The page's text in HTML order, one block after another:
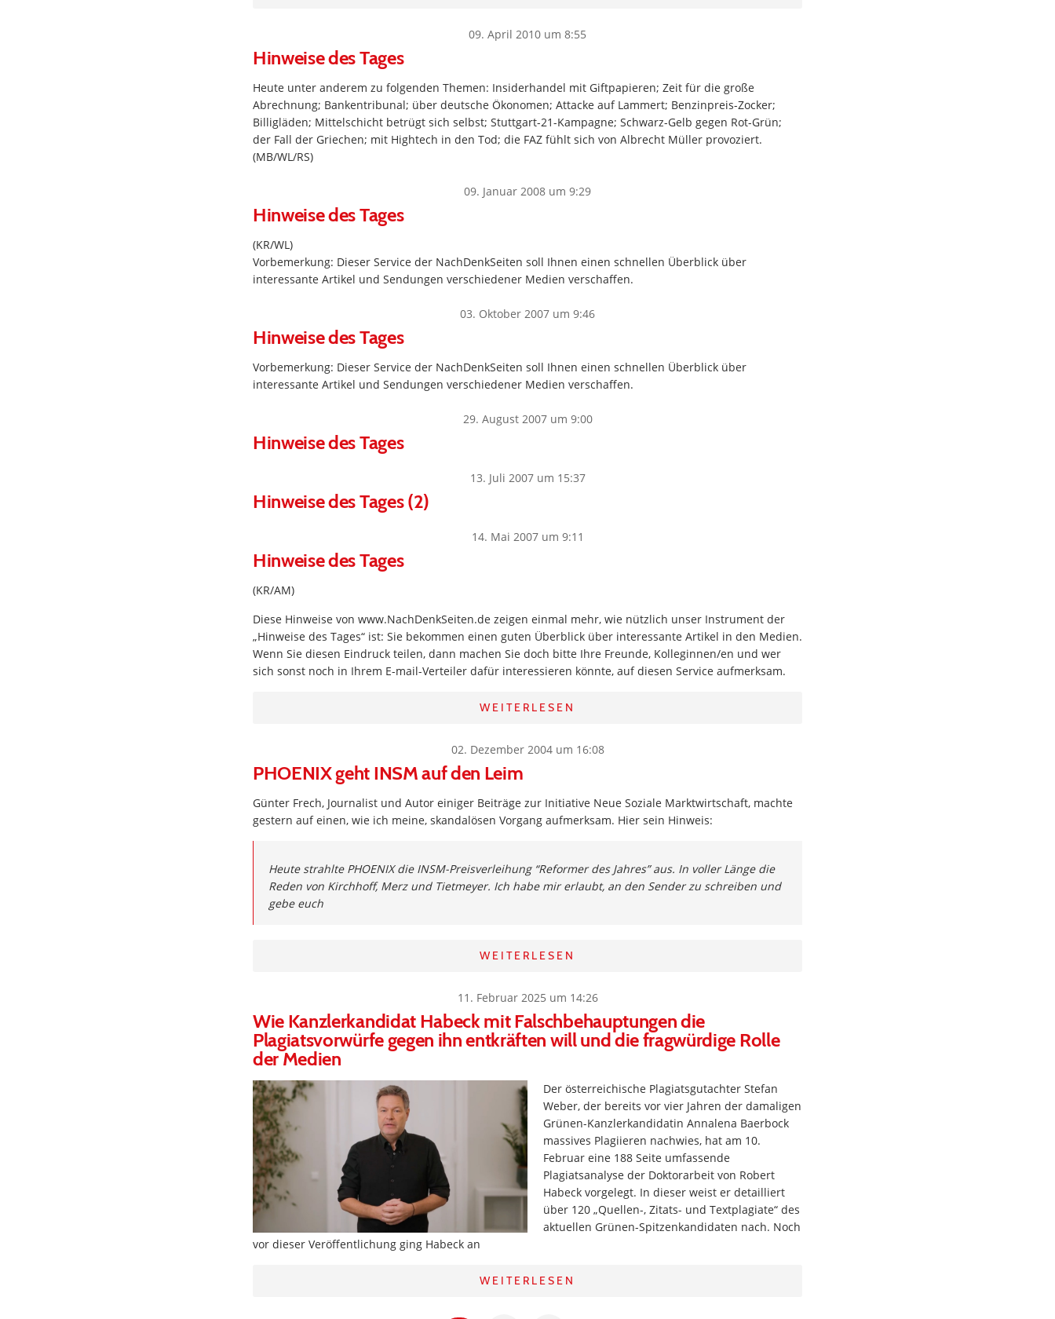
09. April 2010 um 8:55
Hinweise des Tages
Heute unter anderem zu folgenden Themen: Insiderhandel mit Giftpapieren; Zeit für die große
Abrechnung; Bankentribunal; über deutsche Ökonomen; Attacke auf Lammert; Benzinpreis-Zocker;
Billigläden; Mittelschicht betrügt sich selbst; Stuttgart-21-Kampagne; Schwarz-Gelb gegen Rot-Grün;
der Fall der Griechen; mit Hightech in den Tod; die FAZ fühlt sich von Albrecht Müller provoziert.
(MB/WL/RS)
09. Januar 2008 um 9:29
Hinweise des Tages
(KR/WL)
Vorbemerkung: Dieser Service der NachDenkSeiten soll Ihnen einen schnellen Überblick über
interessante Artikel und Sendungen verschiedener Medien verschaffen.
03. Oktober 2007 um 9:46
Hinweise des Tages
Vorbemerkung: Dieser Service der NachDenkSeiten soll Ihnen einen schnellen Überblick über
interessante Artikel und Sendungen verschiedener Medien verschaffen.
29. August 2007 um 9:00
Hinweise des Tages
13. Juli 2007 um 15:37
Hinweise des Tages (2)
14. Mai 2007 um 9:11
Hinweise des Tages
(KR/AM)
Diese Hinweise von www.NachDenkSeiten.de zeigen einmal mehr, wie nützlich unser Instrument der
„Hinweise des Tages“ ist: Sie bekommen einen guten Überblick über interessante Artikel in den Medien.
Wenn Sie diesen Eindruck teilen, dann machen Sie doch bitte Ihre Freunde, Kolleginnen/en und wer
sich sonst noch in Ihrem E-mail-Verteiler dafür interessieren könnte, auf diesen Service aufmerksam.
WEITERLESEN
02. Dezember 2004 um 16:08
PHOENIX geht INSM auf den Leim
Günter Frech, Journalist und Autor einiger Beiträge zur Initiative Neue Soziale Marktwirtschaft, machte
gestern auf einen, wie ich meine, skandalösen Vorgang aufmerksam. Hier sein Hinweis:
Heute strahlte PHOENIX die INSM-Preisverleihung “Reformer des Jahres” aus. In voller Länge die
Reden von Kirchhoff, Merz und Tietmeyer. Ich habe mir erlaubt, an den Sender zu schreiben und
gebe euch
WEITERLESEN
11. Februar 2025 um 14:26
Wie Kanzlerkandidat Habeck mit Falschbehauptungen die
Plagiatsvorwürfe gegen ihn entkräften will und die fragwürdige Rolle
der Medien
Der österreichische Plagiatsgutachter Stefan
Weber, der bereits vor vier Jahren der damaligen
Grünen-Kanzlerkandidatin Annalena Baerbock
massives Plagiieren nachwies, hat am 10.
Februar eine 188 Seite umfassende
Plagiatsanalyse der Doktorarbeit von Robert
Habeck vorgelegt. In dieser weist er detailliert
über 120 „Quellen-, Zitats- und Textplagiate“ des
aktuellen Grünen-Spitzenkandidaten nach. Noch
vor dieser Veröffentlichung ging Habeck an
WEITERLESEN